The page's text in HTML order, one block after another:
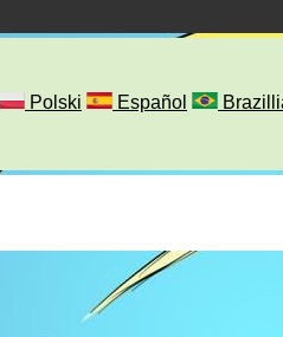
Polski Español